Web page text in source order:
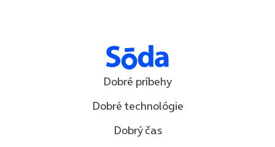
Dobré príbehy
Dobré technológie
Dobrý čas